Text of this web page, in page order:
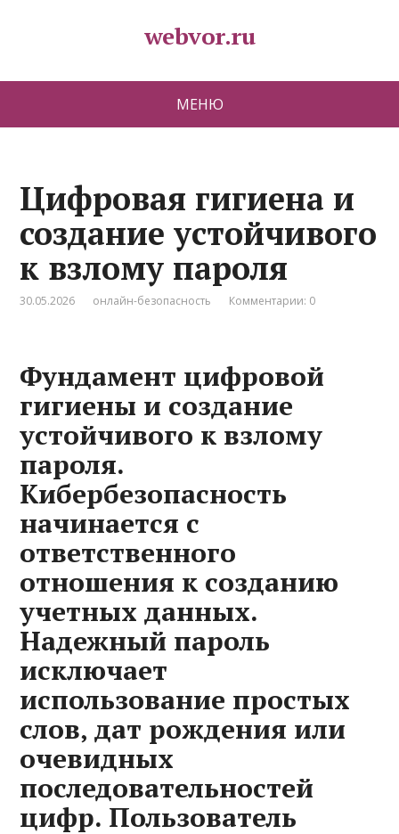
webvor.ru
МЕНЮ
Цифровая гигиена и
создание устойчивого
к взлому пароля
30.05.2026 онлайн-безопасность Комментарии: 0
Фундамент цифровой
гигиены и создание
устойчивого к взлому
пароля.
Кибербезопасность
начинается с
ответственного
отношения к созданию
учетных данных.
Надежный пароль
исключает
использование простых
слов‚ дат рождения или
очевидных
последовательностей
цифр. Пользователь